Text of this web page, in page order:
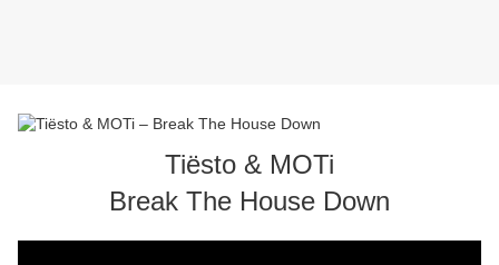
Tiësto & MOTi
Break The House Down